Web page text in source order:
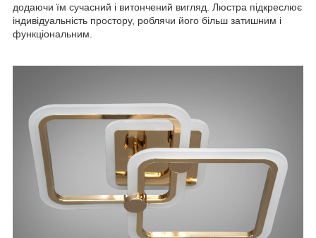
додаючи їм сучасний і витончений вигляд. Люстра підкреслює
індивідуальність простору, роблячи його більш затишним і
функціональним.